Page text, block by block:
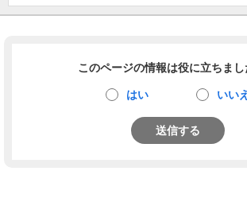
このページの情報は役に立ちまし
はい いいえ
送信する